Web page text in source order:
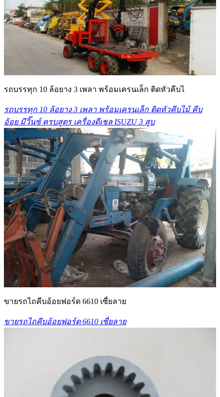
รถบรรทุก 10 ล้อยาง 3 เพลา พร้อมเครนเล็ก ติดหัวคีบไ
รถบรรทุก 10 ล้อยาง 3 เพลา พร้อมเครนเล็ก ติดหัวคีบไม้ คีบ
อ้อย มีวิ๊นซ์ ครบสูตร เครื่องดีเชล ISUZU 3 สูบ
ขายรถไถคีบอ้อยฟอร์ด 6610 เซื่ยลาย
ขายรถไถคีบอ้อยฟอร์ด 6610 เซื่ยลาย